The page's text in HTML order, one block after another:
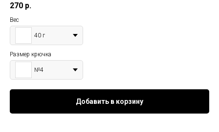
270 р.
Вес
40 г
Размер крючка
№4
Добавить в корзину